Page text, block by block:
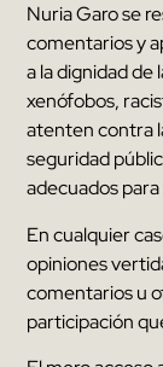
Nuria Garose
comentarios y
a la dignidad de
xenófobos,
atenten contra
seguridad
adecuados
En cualquier
opiniones
comentarios u
participación